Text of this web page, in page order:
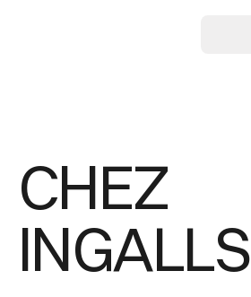
CHEZ
INGALLS